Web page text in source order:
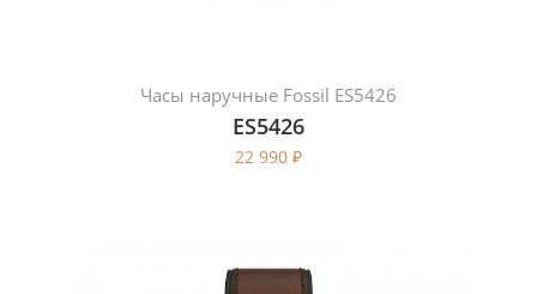
Часы наручные Fossil ES5426
ES5426
22 990 ₽